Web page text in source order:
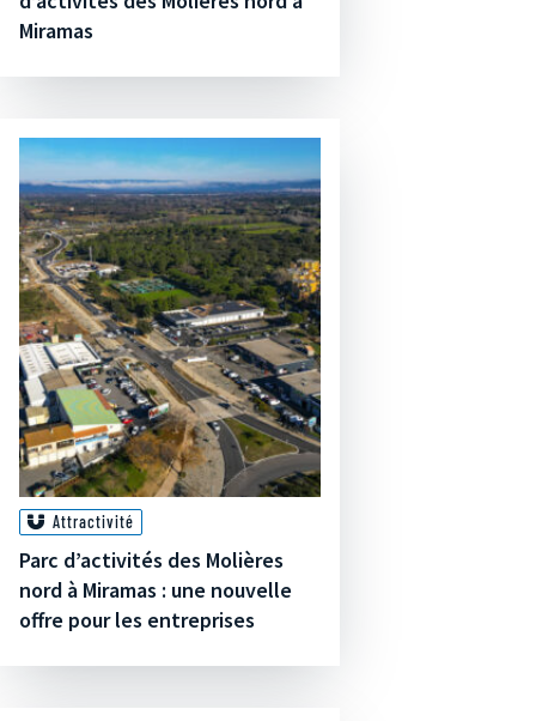
Miramas
Attractivité
Parc d’activités des Molières
nord à Miramas : une nouvelle
offre pour les entreprises